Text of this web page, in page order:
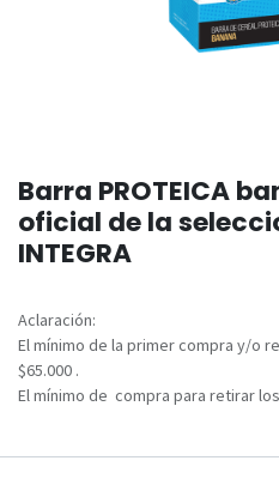
Barra PROTEICA
oficial de la
INTEGRA
Aclaración:
El mínimo de la primer compra y/o
$65.000 .
El mínimo de compra para retirar